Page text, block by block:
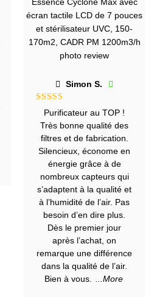
Simon S.
Note 5sur
Purificateur au TOP !
Très bonne qualité des
filtres et de fabrication.
Silencieux, économe en
énergie grâce à de
nombreux capteurs qui
s’adaptent à la qualité et
à l’humidité de l’air. Pas
besoin d’en dire plus.
Dès le premier jour
après l’achat, on
remarque une différence
dans la qualité de l’air.
Bien à vous.
...More